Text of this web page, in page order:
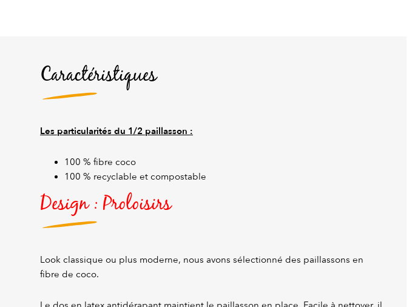
Caractéristiques
Les particularités du 1/2 paillasson :
100 % fibre coco
100 % recyclable et compostable
Design : Proloisirs
Look classique ou plus moderne, nous avons sélectionné des paillassons en
fibre de coco.